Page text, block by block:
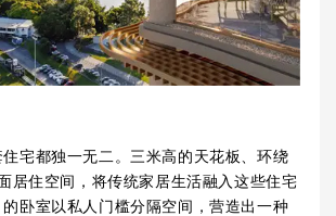
宅都独一无二。三米高的天花板、环绕
居住空间，将传统家居生活融入这些住宅
卧室以私人门槛分隔空间，营造出一种